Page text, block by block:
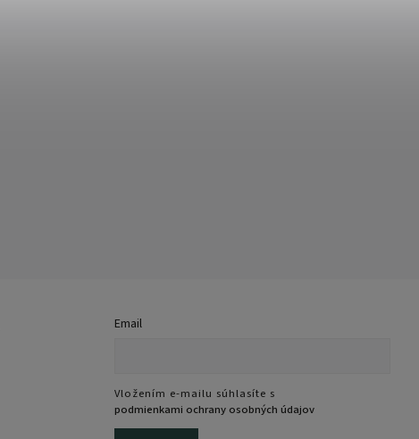
Email
Vložením e-mailu súhlasíte s
podmienkami ochrany osobných údajov